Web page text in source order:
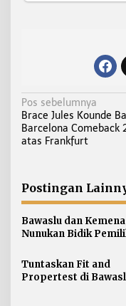
N
a
v
a
s
i
p
o
s
Pos sebelumnya
Brace Jules Kounde
Barcelona Comeback
atas Frankfurt
Postingan
Bawaslu dan
Nunukan Bidik
Politik di Luar
Pemilu
Tuntaskan Fit and
Propertest di